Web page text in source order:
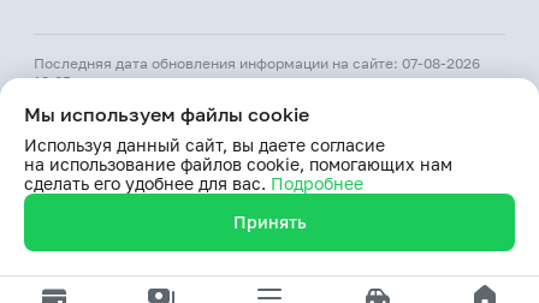
Последняя дата обновления информации на сайте: 07-08-2026
18:05
© 2026 АКБ «Hamkorbank»
Лицензия № 64 ЦБ РУз от 31 августа 1991 г.
При использовании материалов сайта ссылка на веб-сайт
www.hamkorbank.uz обязательна
Продолжая пользование сайтом, я выражаю согласие
на обработку моих персональных данных
Мы используем файлы cookie
Используя данный сайт, вы даете согласие
на использование файлов cookie, помогающих нам
сделать его удобнее для вас. Подробнее
Принять